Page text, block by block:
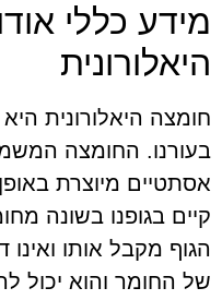
מידע כללי
היאלורונית
חומצה היאלורונית
בעורנו. החומצה
אסתטיים מיוצרת
קיים בגופנו בשונה
הגוף מקבל אותו ואינו
של החומר והוא יכול